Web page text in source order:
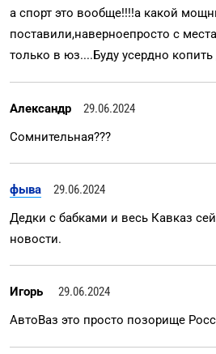
а спорт это вообще!!!!а какой
поставили,наверноепросто с
только в юз....Буду усердно
Александр
29.06.2024
Сомнительная???
фыва
29.06.2024
Дедки с бабками и весь Кавказ
новости.
Игорь
29.06.2024
АвтоВаз это просто позорище